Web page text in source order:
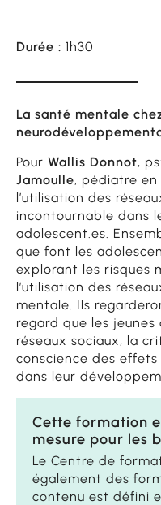
Durée : 1h30
La santé mentale
Pour Wallis Donnot,
Jamoulle, pédiatre
l’utilisation des
incontournable dans
adolescent.es.
que font les
explorant les risques
l’utilisation des
mentale. Ils
regard que les
réseaux sociaux, la
conscience des
dans leur
Cette formation
mesure pour les
Le Centre de
également des
contenu est défini